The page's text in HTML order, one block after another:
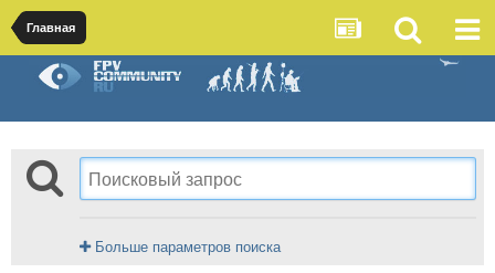
Главная
Больше параметров поиска